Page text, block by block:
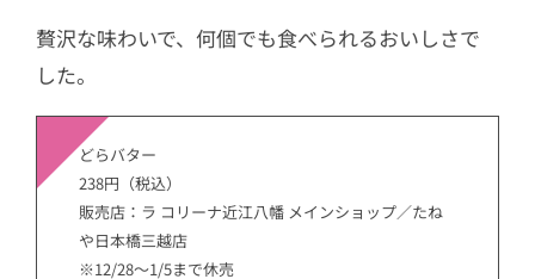
贅沢な味わいで、何個でも食べられるおいしさで
した。
どらバター
238円（税込）
販売店：ラ コリーナ近江八幡 メインショップ／たね
や日本橋三越店
※12/28〜1/5まで休売